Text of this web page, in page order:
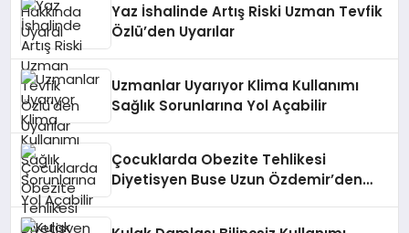
Yaz İshalinde Artış Riski Uzman Tevfik
Özlü’den Uyarılar
Uzmanlar Uyarıyor Klima Kullanımı
Sağlık Sorunlarına Yol Açabilir
Çocuklarda Obezite Tehlikesi
Diyetisyen Buse Uzun Özdemir’den